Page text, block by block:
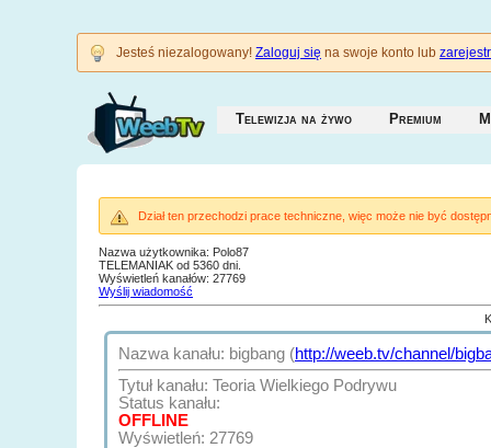
Jesteś niezalogowany! Zaloguj się na swoje konto lub
Telewizja na żywo Premium
Dział ten przechodzi prace techniczne, więc może nie być
Nazwa użytkownika: Polo87
TELEMANIAK od 5360 dni.
Wyświetleń kanałów: 27769
Wyślij wiadomość
Nazwa kanału: bigbang (http://weeb.tv/channel/
Tytuł kanału: Teoria Wielkiego Podrywu
Status kanału:
OFFLINE
Wyświetleń: 27769